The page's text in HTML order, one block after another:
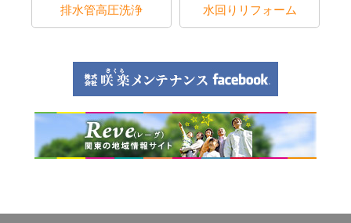
排水管高圧洗浄 水回りリフォーム